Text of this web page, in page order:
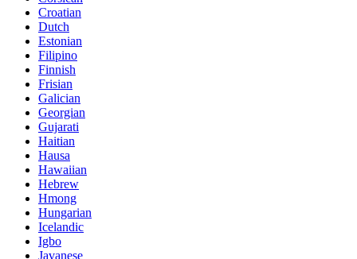
Croatian
Dutch
Estonian
Filipino
Finnish
Frisian
Galician
Georgian
Gujarati
Haitian
Hausa
Hawaiian
Hebrew
Hmong
Hungarian
Icelandic
Igbo
Javanese